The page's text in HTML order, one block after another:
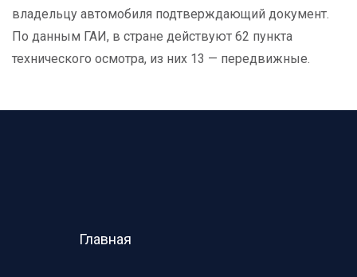
владельцу автомобиля подтверждающий документ.
По данным ГАИ, в стране действуют 62 пункта
технического осмотра, из них 13 — передвижные.
Главная